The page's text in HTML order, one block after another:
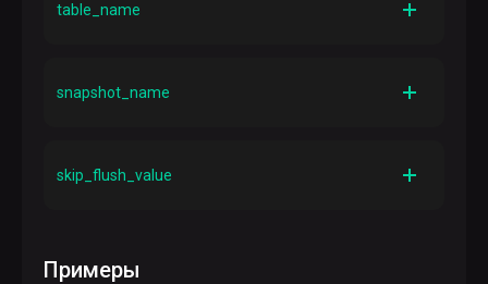
table_name
snapshot_name
skip_flush_value
пропускать flush-операции.
Примеры